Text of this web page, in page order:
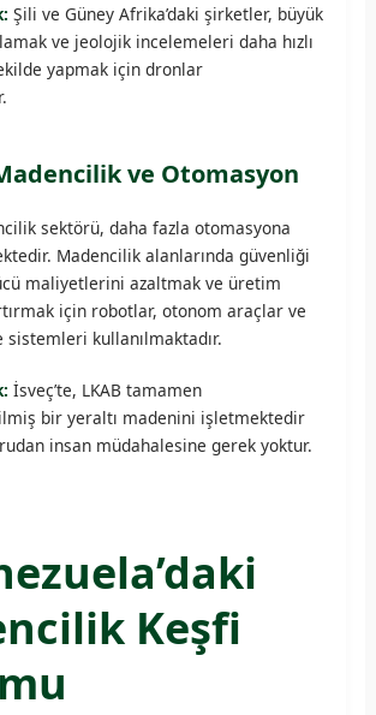
Şili ve Güney Afrika’daki şirketler, büyük
ve jeolojik incelemeleri daha hızlı
yapmak için dronlar
ve Otomasyon
sektörü, daha fazla otomasyona
Madencilik alanlarında güvenliği
maliyetlerini azaltmak ve üretim
için robotlar, otonom araçlar ve
sistemleri kullanılmaktadır.
İsveç’te, LKAB tamamen
bir yeraltı madenini işletmektedir
insan müdahalesine gerek yoktur.
Keşfi